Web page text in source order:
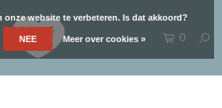
0
onze website te verbeteren. Is dat akkoord?
NEE Meer over cookies »